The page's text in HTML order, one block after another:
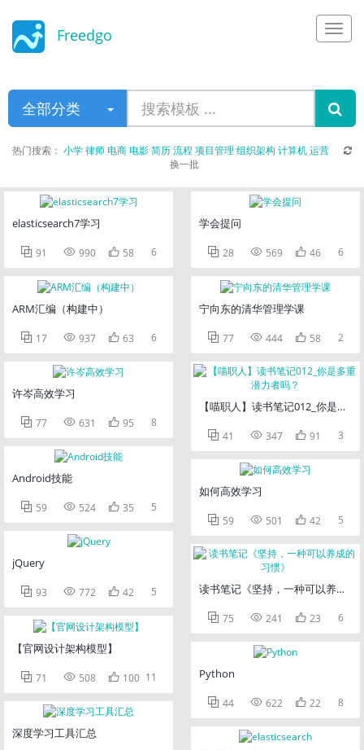
Freedgo
全部分类
热门搜索： 小学律师电商电影简历流程 项目管理 组织架构 计算机运营
换一批
elasticsearch7学习
 91  990  58 6
ARM汇编（构建中）
 17  937  63 6
许岑高效学习
 77  631  95 8
Android技能
 59  524  35 5
jQuery
 93  772  42 5
【官网设计架构模型】
 71  508  100 11
深度学习工具汇总
学会提问
 28  569  46 6
宁向东的清华管理学课
 77  444  58 2
【喵职人】读书笔记012_你是多重
 41  347  91 3
如何高效学习
 59  501  42 5
读书笔记《坚持，一种可以养成的
 75  241  23 6
Python
 44  622  22 8